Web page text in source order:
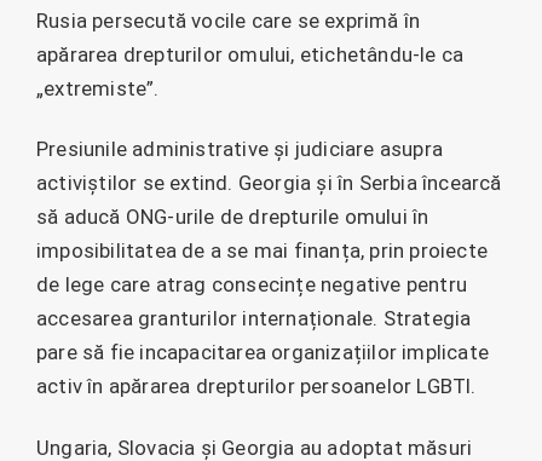
Rusia persecută vocile care se exprimă în
apărarea drepturilor omului, etichetându-le ca
„extremiste”.
Presiunile administrative și judiciare asupra
activiștilor se extind. Georgia și în Serbia încearcă
să aducă ONG-urile de drepturile omului în
imposibilitatea de a se mai finanța, prin proiecte
de lege care atrag consecințe negative pentru
accesarea granturilor internaționale. Strategia
pare să fie incapacitarea organizațiilor implicate
activ în apărarea drepturilor persoanelor LGBTI.
Ungaria, Slovacia și Georgia au adoptat măsuri